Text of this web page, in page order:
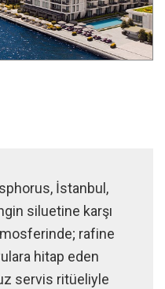
İstanbul,
siluetine karşı
rafine
hitap eden
servis ritüeliyle